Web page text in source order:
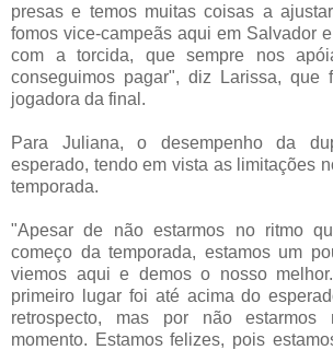
presas e temos muitas coisas a
fomos vice-campeãs aqui em Salvador
com a torcida, que sempre nos
conseguimos pagar", diz Larissa, que
jogadora da final.
Para Juliana, o desempenho da
esperado, tendo em vista as limitações
temporada.
"Apesar de não estarmos no ritmo
começo da temporada, estamos um
viemos aqui e demos o nosso
primeiro lugar foi até acima do
retrospecto, mas por não estarmos
momento. Estamos felizes, pois